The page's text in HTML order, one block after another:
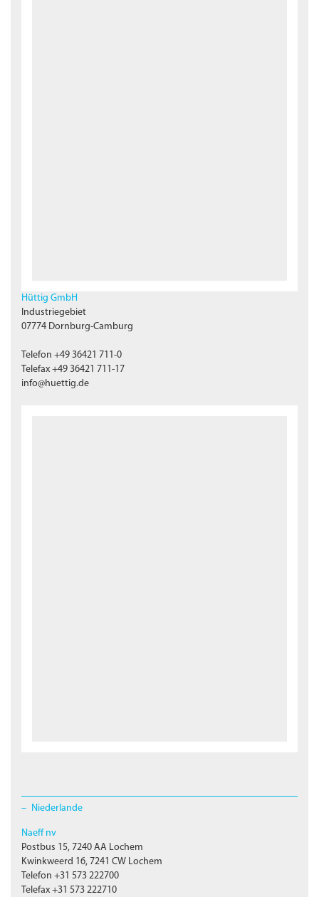
Hüttig GmbH
Industriegebiet
07774 Dornburg-Camburg
Telefon +49 36421 711-0
Telefax +49 36421 711-17
info@huettig.de
Niederlande
Naeff nv
Postbus 15, 7240 AA Lochem
Kwinkweerd 16, 7241 CW Lochem
Telefon +31 573 222700
Telefax +31 573 222710